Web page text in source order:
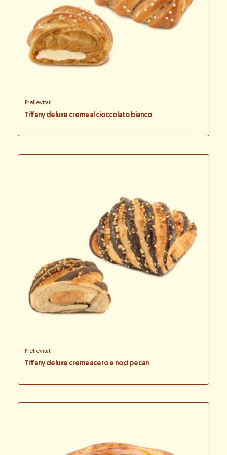
Prelievitati
Tiffany deluxe crema al cioccolato bianco
Prelievitati
Tiffany deluxe crema acero e noci pecan